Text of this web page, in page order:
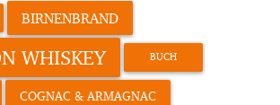
BIRNENBRAND
WHISKEY BUCH
COGNAC & ARMAGNAC